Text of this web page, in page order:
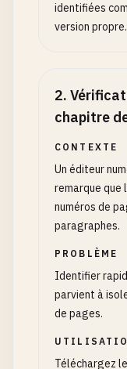
identifiées
version propre.
2.
chapitre
CONTEXTE
Un éditeur
remarque
numéros de
paragraphes.
PROBLÈME
Identifier
parvient à
de pages.
Téléchargez